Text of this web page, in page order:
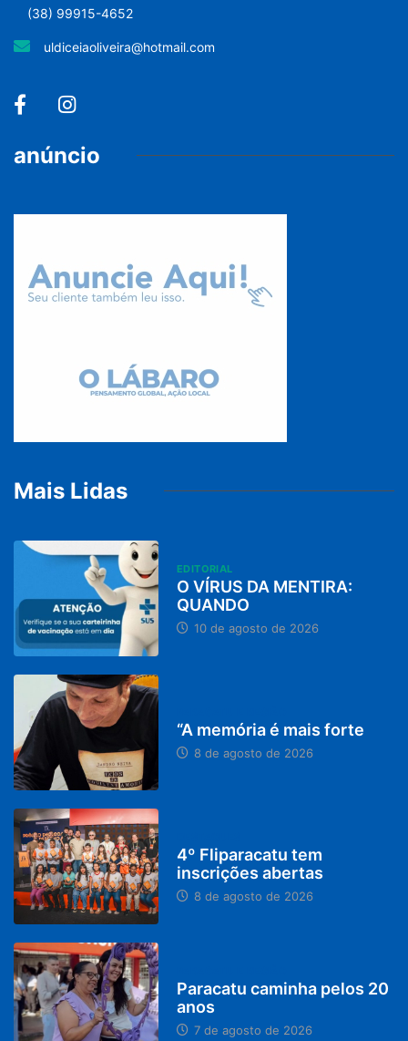
(38) 99915-4652
uldiceiaoliveira@hotmail.com
anúncio
Mais Lidas
EDITORIAL
O VÍRUS DA MENTIRA:
QUANDO
10 de agosto de 2026
“A memória é mais forte
8 de agosto de 2026
4º Fliparacatu tem
inscrições abertas
8 de agosto de 2026
Paracatu caminha pelos 20
anos
7 de agosto de 2026